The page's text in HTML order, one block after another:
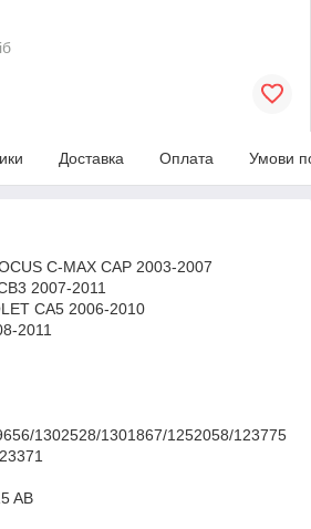
Доставка Оплата Умови
C-MAX CAP 2003-2007
2007-2011
CA5 2006-2010
2011
1302528/1301867/1252058/123775
AB